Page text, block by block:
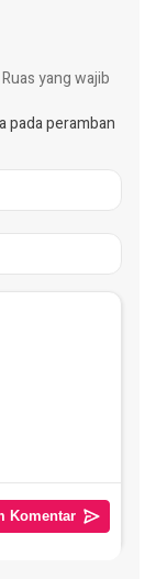
Ruas yang wajib
pada peramban